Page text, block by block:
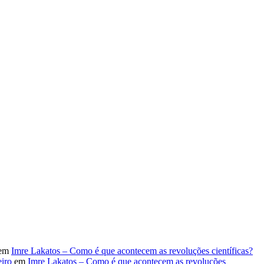
Imre Lakatos – Como é que acontecem as revoluções científicas?
em Imre Lakatos – Como é que acontecem as revoluções